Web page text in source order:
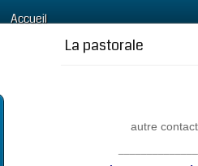
Accueil
La pastorale
autre